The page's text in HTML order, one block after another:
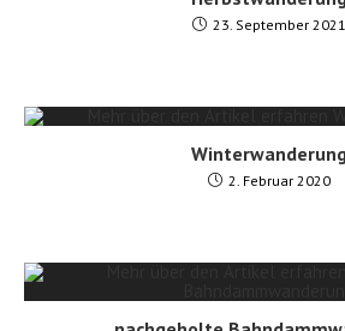
23. September 2021
2. Februar 2020